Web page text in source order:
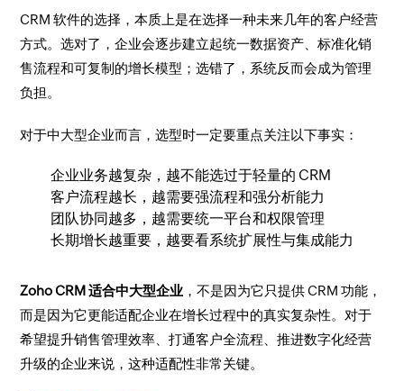
CRM 软件的选择，本质上是在选择一种未来几年的客户经营
方式。选对了，企业会逐步建立起统一数据资产、标准化销
售流程和可复制的增长模型；选错了，系统反而会成为管理
负担。
对于中大型企业而言，选型时一定要重点关注以下事实：
企业业务越复杂，越不能选过于轻量的 CRM
客户流程越长，越需要强流程和强分析能力
团队协同越多，越需要统一平台和权限管理
长期增长越重要，越要看系统扩展性与集成能力
Zoho CRM 适合中大型企业 ，不是因为它只提供 CRM 功能，
而是因为它更能适配企业在增长过程中的真实复杂性。对于
希望提升销售管理效率、打通客户全流程、推进数字化经营
升级的企业来说，这种适配性非常关键。